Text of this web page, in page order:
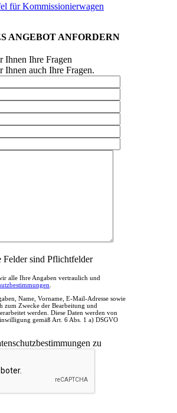
für Kommissionierwagen
ANGEBOT ANFORDERN
Ihnen Ihre Fragen
Ihnen auch Ihre Fragen.
sind Pflichtfelder
alle Ihre Angaben vertraulich und
Name, Vorname, E-Mail-Adresse sowie
zum Zwecke der Bearbeitung und
werden. Diese Daten werden von
gemäß Art. 6 Abs. 1 a) DSGVO
zu